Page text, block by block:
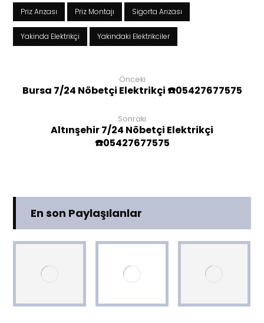
Priz Arızası Priz Montajı Sigorta Arızası
Yakinda Elektrikçi Yakindaki Elektrikciler
Önceki
Bursa 7/24 Nöbetçi Elektrikçi ☎️05427677575
Sonraki
Altınşehir 7/24 Nöbetçi Elektrikçi
☎️05427677575
En son Paylaşılanlar